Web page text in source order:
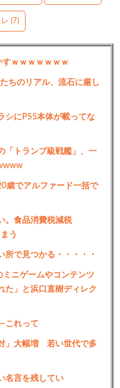
(7)
すｗｗｗｗｗｗｗ
ちのリアル、流石に厳し
シにPS5本体が載ってな
「トランプ級戦艦」、一
歳でアルファード一括で
。食品消費税減税
う
所で見つかる・・・・・
ミニゲームやコンテンツ
た」と浜口直樹ディレク
これって
」大幅増 若い世代で多
名言を残してい